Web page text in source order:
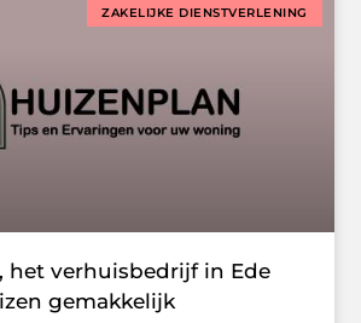
ZAKELIJKE DIENSTVERLENING
het verhuisbedrijf in Ede
gemakkelijk